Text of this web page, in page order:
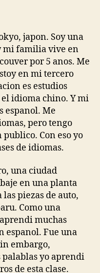
japon. Soy una
mi familia vive en
por 5 anos. Me
en mi tercero
es estudios
idioma chino. Y mi
espanol. Me
pero tengo
Con eso yo
de idiomas.
una ciudad
en una planta
piezas de auto,
Como una
muchas
espanol. Fue una
embargo,
palablas yo aprendi
de esta clase.